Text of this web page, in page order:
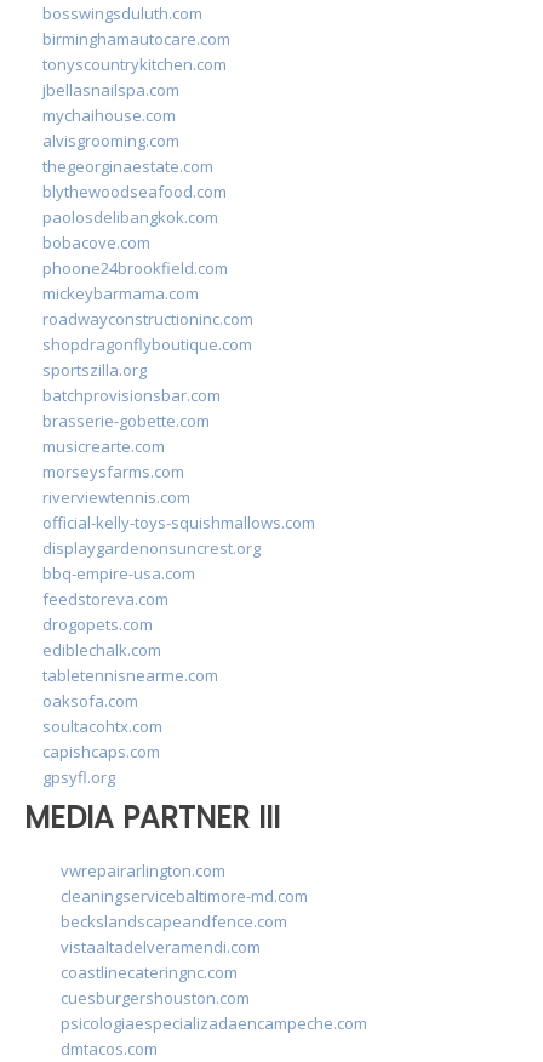
bosswingsduluth.com
birminghamautocare.com
tonyscountrykitchen.com
jbellasnailspa.com
mychaihouse.com
alvisgrooming.com
thegeorginaestate.com
blythewoodseafood.com
paolosdelibangkok.com
bobacove.com
phoone24brookfield.com
mickeybarmama.com
roadwayconstructioninc.com
shopdragonflyboutique.com
sportszilla.org
batchprovisionsbar.com
brasserie-gobette.com
musicrearte.com
morseysfarms.com
riverviewtennis.com
official-kelly-toys-squishmallows.com
displaygardenonsuncrest.org
bbq-empire-usa.com
feedstoreva.com
drogopets.com
ediblechalk.com
tabletennisnearme.com
oaksofa.com
soultacohtx.com
capishcaps.com
gpsyfl.org
MEDIA PARTNER III
vwrepairarlington.com
cleaningservicebaltimore-md.com
beckslandscapeandfence.com
vistaaltadelveramendi.com
coastlinecateringnc.com
cuesburgershouston.com
psicologiaespecializadaencampeche.com
dmtacos.com